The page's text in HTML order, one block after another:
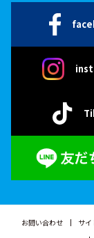
お問い合わせ サ